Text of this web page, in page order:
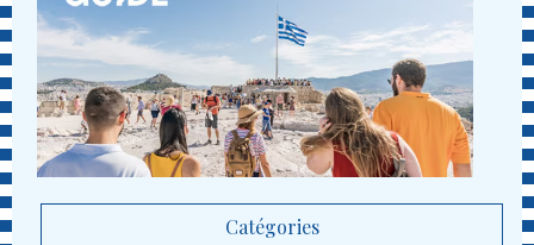
Catégories